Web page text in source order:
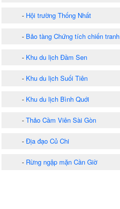
- Hội trường Thống Nhất
- Bảo tàng Chứng tích chiến tranh
- Khu du lịch Đầm Sen
- Khu du lịch Suối Tiên
- Khu du lịch Bình Quới
- Thảo Cầm Viên Sài Gòn
- Địa đạo Củ Chi
- Rừng ngập mặn Cần Giờ